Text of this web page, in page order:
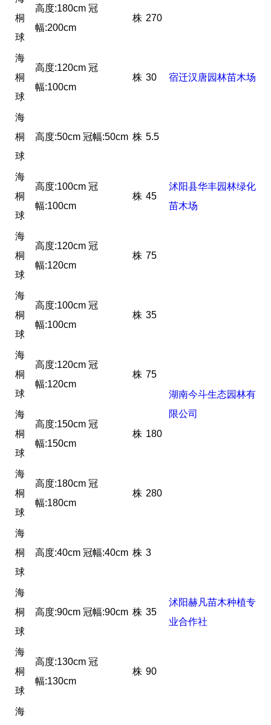
桐
球
高度:180cm 冠
幅:200cm
株 270
海
桐
球
高度:120cm 冠
幅:100cm
株 30 宿迁汉唐园林苗木场
海
桐
球
高度:50cm 冠幅:50cm 株 5.5
沭阳县华丰园林绿化
苗木场
海
桐
球
高度:100cm 冠
幅:100cm
株 45
海
桐
球
高度:120cm 冠
幅:120cm
株 75
海
桐
球
高度:100cm 冠
幅:100cm
株 35
湖南今斗生态园林有
限公司
海
桐
球
高度:120cm 冠
幅:120cm
株 75
海
桐
球
高度:150cm 冠
幅:150cm
株 180
海
桐
球
高度:180cm 冠
幅:180cm
株 280
海
桐
球
高度:40cm 冠幅:40cm 株 3
沭阳赫凡苗木种植专
业合作社
海
桐
球
高度:90cm 冠幅:90cm 株 35
海
桐
球
高度:130cm 冠
幅:130cm
株 90
海